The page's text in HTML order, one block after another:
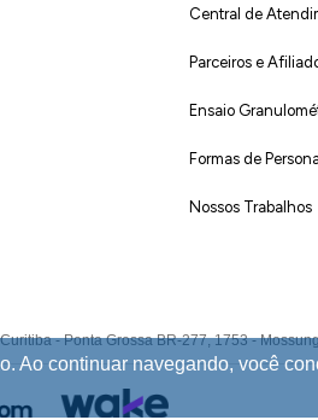
Central de
Parceiros e
Ensaio
Formas de
Nossos Trabalhos
- Ponta Grossa BR-277, 1753 -
Ao continuar navegando, você